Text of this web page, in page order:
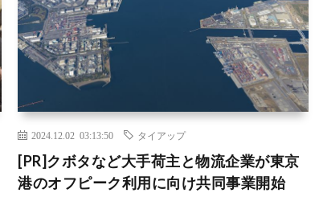
2024.12.02 03:13:50 タイアップ
[PR]クボタなど大手荷主と物流企業が東京
港のオフピーク利用に向け共同事業開始